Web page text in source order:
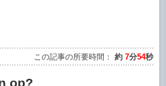
この記事の所要時間： 約 7分54秒
op?